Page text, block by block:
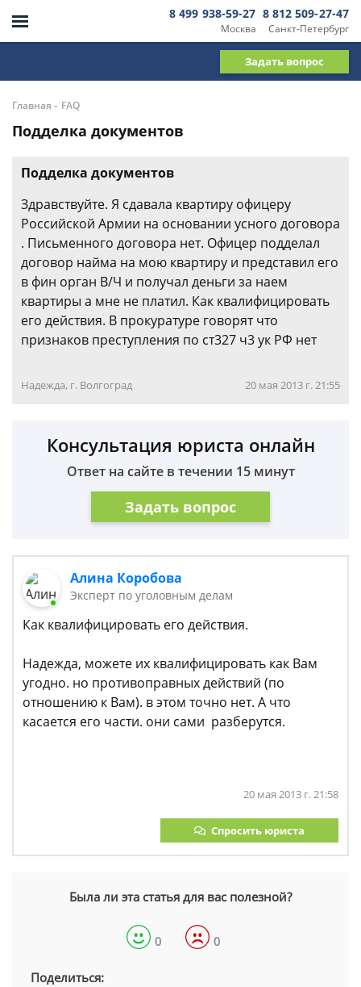
Москва
8 499 938-59-27
Санкт-Петербург
8 812 509-27-47
Задать вопрос
Главная - FAQ
Подделка документов
Подделка документов
Здравствуйте. Я сдавала квартиру офицеру
Российской Армии на основании усного договора
. Письменного договора нет. Офицер подделал
договор найма на мою квартиру и представил его
в фин орган В/Ч и получал деньги за наем
квартиры а мне не платил. Как квалифицировать
его действия. В прокуратуре говорят что
признаков преступления по ст327 ч3 ук РФ нет
Надежда, г. Волгоград 20 мая 2013 г. 21:55
Консультация юриста онлайн
Ответ на сайте в течении 15 минут
Задать вопрос
Алина Коробова
Эксперт по уголовным делам
Как квалифицировать его действия.
Надежда, можете их квалифицировать как Вам
угодно. но противоправных действий (по
отношению к Вам). в этом точно нет. А что
касается его части. они сами разберутся.
20 мая 2013 г. 21:58
Спросить юриста
Была ли эта статья для вас полезной?
0 0
Поделиться: